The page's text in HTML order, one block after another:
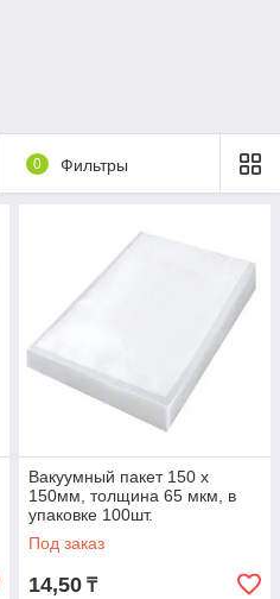
0 Фильтры
Вакуумный пакет 150 х
150мм, толщина 65 мкм, в
упаковке 100шт.
Под заказ
14,50 ₸